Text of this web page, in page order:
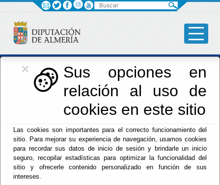
×
Sus opciones en
relación al uso de
cookies en este sitio
Las cookies son importantes para el correcto funcionamiento del
sitio. Para mejorar su experiencia de navegación, usamos cookies
para recordar sus datos de inicio de sesión y brindarle un inicio
seguro, recopilar estadísticas para optimizar la funcionalidad del
sitio y ofrecerle contenido personalizado en función de sus
intereses.
Iniciativas Europeas
Europedirectalmeria
Inicio - Iniciativas Europeas - Noticias
Buscar